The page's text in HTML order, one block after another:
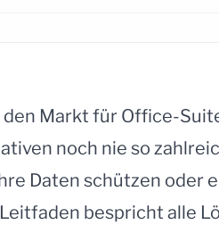
Markt für Office-
noch nie so
Daten schützen oder
bespricht alle